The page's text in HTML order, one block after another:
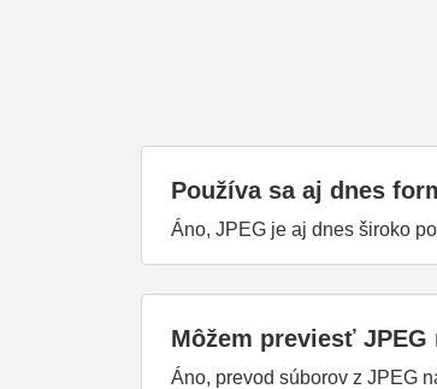
Používa sa aj dnes
Áno, JPEG je aj dnes široko
Môžem previesť JPEG
Áno, prevod súborov z JPEG